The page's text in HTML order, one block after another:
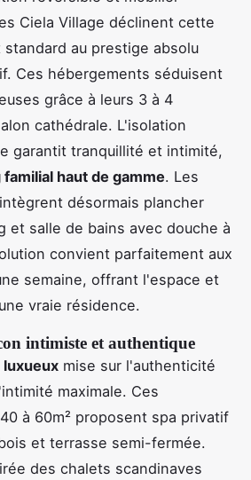
Ciela Village déclinent cette
au prestige absolu
Ces hébergements séduisent
grâce à leurs 3 à 4
cathédrale. L'isolation
garantit tranquillité et intimité,
haut de gamme. Les
désormais plancher
et salle de bains avec douche à
convient parfaitement aux
semaine, offrant l'espace et
vraie résidence.
intimiste et authentique
mise sur l'authenticité
maximale. Ces
à 60m² proposent spa privatif
et terrasse semi-fermée.
des chalets scandinaves